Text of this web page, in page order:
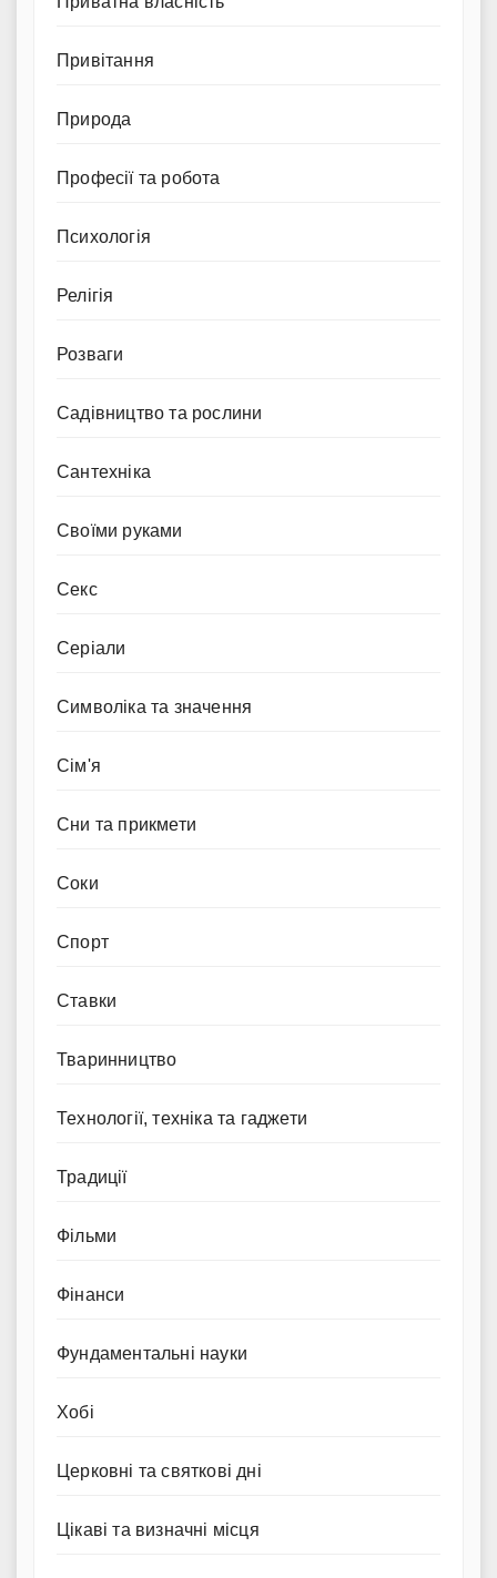
Привітання
Природа
Професії та робота
Психологія
Релігія
Розваги
Садівництво та рослини
Сантехніка
Своїми руками
Секс
Серіали
Символіка та значення
Сім'я
Сни та прикмети
Соки
Спорт
Ставки
Тваринництво
Технології, техніка та гаджети
Традиції
Фільми
Фінанси
Фундаментальні науки
Хобі
Церковні та святкові дні
Цікаві та визначні місця